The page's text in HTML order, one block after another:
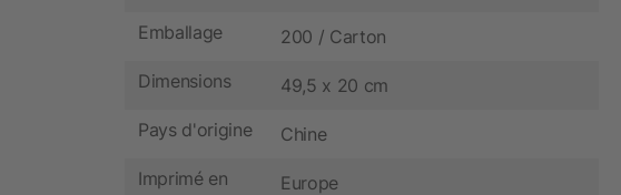
Emballage 200 / Carton
Dimensions 49,5 x 20 cm
Pays d'origine Chine
Imprimé en Europe